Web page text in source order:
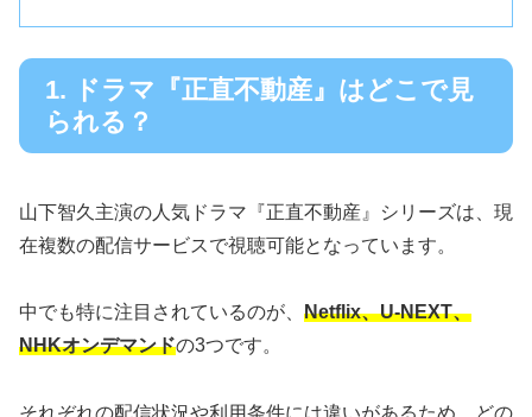
1. ドラマ『正直不動産』はどこで見
られる？
山下智久主演の人気ドラマ『正直不動産』シリーズは、現
在複数の配信サービスで視聴可能となっています。
中でも特に注目されているのが、 Netflix、U-NEXT、
NHKオンデマンドの3つです。